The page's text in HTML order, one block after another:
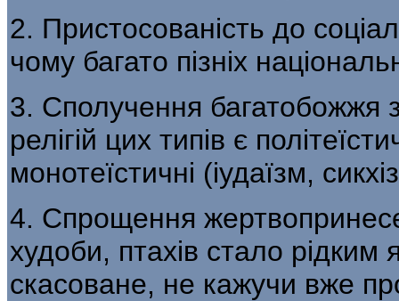
2. Пристосованість до
чому багато пізніх
3. Сполучення багатобожжя
релігій цих типів є
монотеїстичні (іудаїзм,
4. Спрощення
худоби, птахів стало
скасоване, не кажучи вже